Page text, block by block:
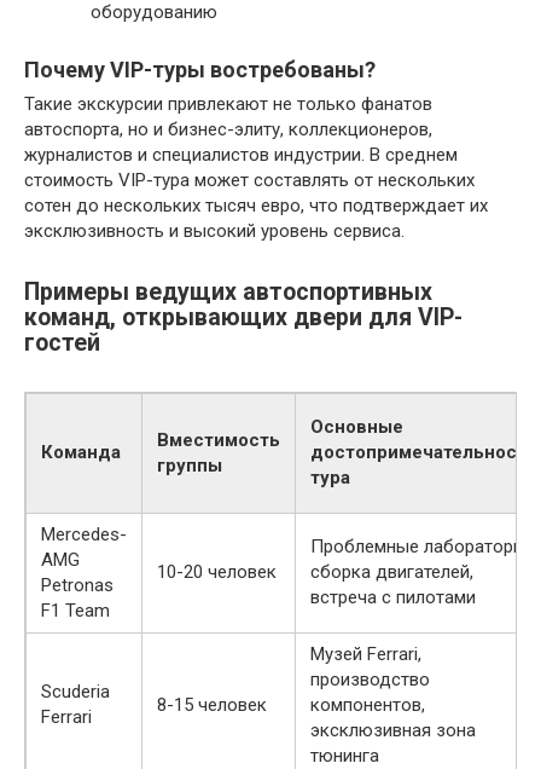
оборудованию
Почему VIP-туры востребованы?
Такие экскурсии привлекают не только фанатов
автоспорта, но и бизнес-элиту, коллекционеров,
журналистов и специалистов индустрии. В среднем
стоимость VIP-тура может составлять от нескольких
сотен до нескольких тысяч евро, что подтверждает их
эксклюзивность и высокий уровень сервиса.
Примеры ведущих автоспортивных
команд, открывающих двери для VIP-
гостей
Команда
Вместимость
группы
Основные
достопримечательности
тура
Mercedes-
AMG
Petronas
F1 Team
10-20 человек
Проблемные лаборатории,
сборка двигателей,
встреча с пилотами
Scuderia
Ferrari
8-15 человек
Музей Ferrari,
производство
компонентов,
эксклюзивная зона
тюнинга